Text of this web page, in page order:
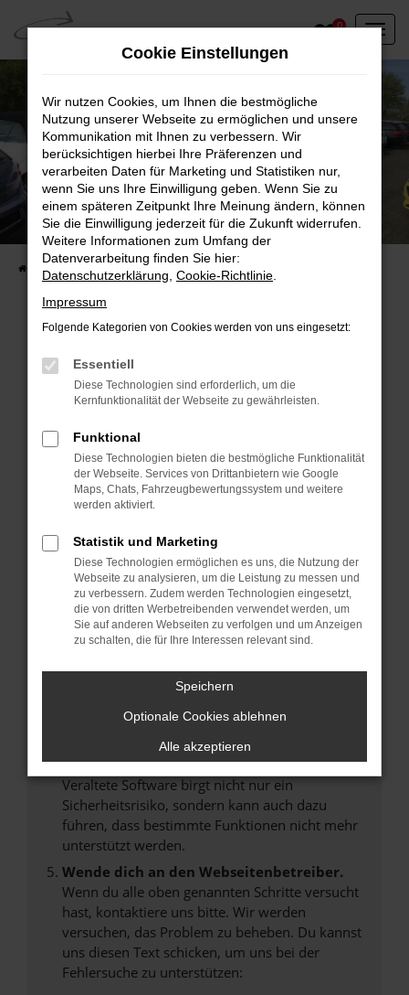
Zum
Hauptinhalt
springen
0
Unser Fahrzeugbestand vor Ort
Entdecken Sie unsere sofort verfügbaren
Fahrzeugangebote
Fehler: Network Error
Beim Laden ist ein Fehler aufgetreten.
Hier sind ein paar Tipps, die dir helfen können:
Überprüfe deine Firewall und deine
Internetverbindung.
Laden andere Webseiten, zum Beispiel deine
Suchmaschine?
Manche Erweiterungen, wie Werbeblocker,
können das Laden bestimmter Seiten
verhindern. Funktioniert die Seite in einem
anderen Browser oder in einem privaten
Fenster?
Das kann manchmal helfen, vorübergehende
Probleme zu beheben.
Stelle sicher, dass dein Browser und dein
Betriebssystem auf dem neuesten Stand
sind.
Veraltete Software birgt nicht nur ein
Sicherheitsrisiko, sondern kann auch dazu
führen, dass bestimmte Funktionen nicht mehr
unterstützt werden.
Wende dich an den Webseitenbetreiber.
Wenn du alle oben genannten Schritte versucht
hast, kontaktiere uns bitte. Wir werden
versuchen, das Problem zu beheben. Du kannst
uns diesen Text schicken, um uns bei der
Fehlersuche zu unterstützen:
Cookie Einstellungen
Wir nutzen Cookies, um Ihnen die bestmögliche
Nutzung unserer Webseite zu ermöglichen und unsere
Kommunikation mit Ihnen zu verbessern. Wir
berücksichtigen hierbei Ihre Präferenzen und
verarbeiten Daten für Marketing und Statistiken nur,
wenn Sie uns Ihre Einwilligung geben. Wenn Sie zu
einem späteren Zeitpunkt Ihre Meinung ändern, können
Sie die Einwilligung jederzeit für die Zukunft widerrufen.
Weitere Informationen zum Umfang der
Datenverarbeitung finden Sie hier:
Datenschutzerklärung Cookie-Richtlinie
Impressum
Folgende Kategorien von Cookies werden von uns eingesetzt:
Essentiell
Diese Technologien sind erforderlich, um die
Kernfunktionalität der Webseite zu gewährleisten.
Funktional
Diese Technologien bieten die bestmögliche Funktionalität
der Webseite. Services von Drittanbietern wie Google
Maps, Chats, Fahrzeugbewertungssystem und weitere
werden aktiviert.
Statistik und Marketing
Diese Technologien ermöglichen es uns, die Nutzung der
Webseite zu analysieren, um die Leistung zu messen und
zu verbessern. Zudem werden Technologien eingesetzt,
die von dritten Werbetreibenden verwendet werden, um
Sie auf anderen Webseiten zu verfolgen und um Anzeigen
zu schalten, die für Ihre Interessen relevant sind.
Speichern
Optionale Cookies ablehnen
Alle akzeptieren